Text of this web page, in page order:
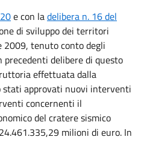
e con ladelibera n. 16 del
di sviluppo dei territori
2009, tenuto conto degli
delibere di questo
effettuata dalla
approvati nuovi interventi
concernenti il
del cratere sismico
milioni di euro. In